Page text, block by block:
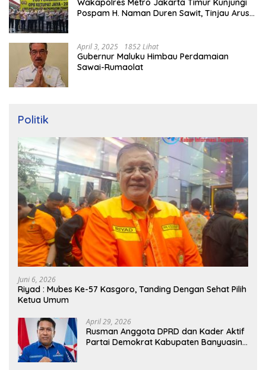
Wakapolres Metro Jakarta Timur Kunjungi
Pospam H. Naman Duren Sawit, Tinjau Arus
April 3, 2025 1852 Lihat
Gubernur Maluku Himbau Perdamaian
Sawai-Rumaolat
Politik
Juni 6, 2026
Riyad : Mubes Ke-57 Kasgoro, Tanding Dengan Sehat Pilih
Ketua Umum
April 29, 2026
Rusman Anggota DPRD dan Kader Aktif
Partai Demokrat Kabupaten Banyuasin